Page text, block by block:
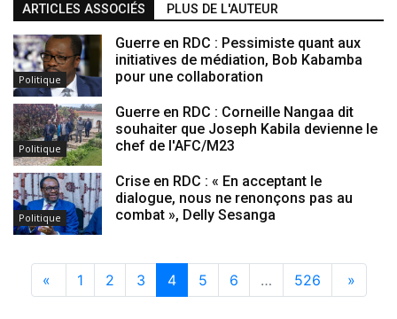
ARTICLES ASSOCIÉS PLUS DE L'AUTEUR
Politique
Guerre en RDC : Pessimiste quant aux
initiatives de médiation, Bob Kabamba
pour une collaboration
Politique
Guerre en RDC : Corneille Nangaa dit
souhaiter que Joseph Kabila devienne le
chef de l'AFC/M23
Politique
Crise en RDC : « En acceptant le
dialogue, nous ne renonçons pas au
combat », Delly Sesanga
« 1 2 3 4 5 6 … 526 »